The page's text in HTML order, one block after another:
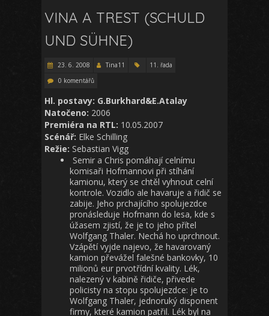
VINA A TREST (SCHULD
UND SÜHNE)
23. 6. 2008 Tina11
11. řada
0 komentářů
Hl. postavy: G.Burkhard&E.Atalay
Natočeno: 2006
Premiéra na RTL: 10.05.2007
Scénář: Elke Schilling
Režie: Sebastian Vigg
Semir a Chris pomáhají celnímu
komisaři Hofmannovi při stíhání
kamionu, který se chtěl vyhnout celní
kontrole. Vozidlo ale havaruje a řidič se
zabije. Jeho prchajícího spolujezdce
pronásleduje Hofmann do lesa, kde s
úžasem zjistí, že je to jeho přítel
Wolfgang Thaler. Nechá ho uprchnout.
Vzápětí vyjde najevo, že havarovaný
kamion převážel falešné bankovky, 10
milionů eur prvotřídní kvality. Lék,
nalezený v kabině řidiče, přivede
policisty na stopu spolujezdce: je to
Wolfgang Thaler, jednoruký disponent
firmy, které kamion patřil. Lék byl na